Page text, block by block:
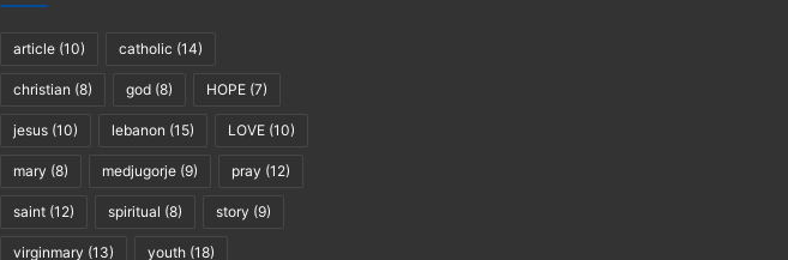
article (10) catholic (14)
christian (8) god (8) HOPE (7)
jesus (10) lebanon (15) LOVE (10)
mary (8) medjugorje (9) pray (12)
saint (12) spiritual (8) story (9)
virginmary (13) youth (18)